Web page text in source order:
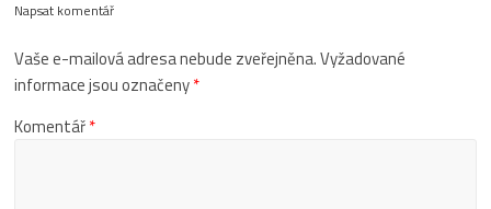
Napsat komentář
Vaše e-mailová adresa nebude zveřejněna.Vyžadované
informace jsou označeny*
Komentář*